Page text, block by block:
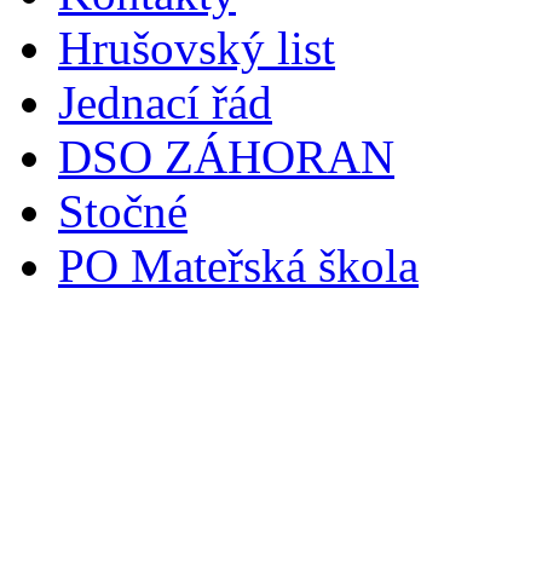
Hrušovský list
Jednací řád
DSO ZÁHORAN
Stočné
PO Mateřská škola